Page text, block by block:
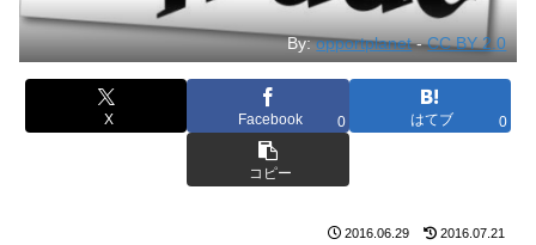
By:opportplanet-CC BY 2.0
X Facebook 0 はてブ 0
コピー
2016.06.29 2016.07.21